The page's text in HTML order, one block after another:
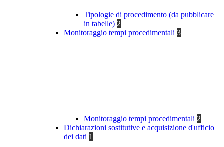
Tipologie di procedimento (da pubblicare
in tabelle) 2
Monitoraggio tempi procedimentali 3
Monitoraggio tempi procedimentali 2
Dichiarazioni sostitutive e acquisizione d'ufficio
dei dati 1